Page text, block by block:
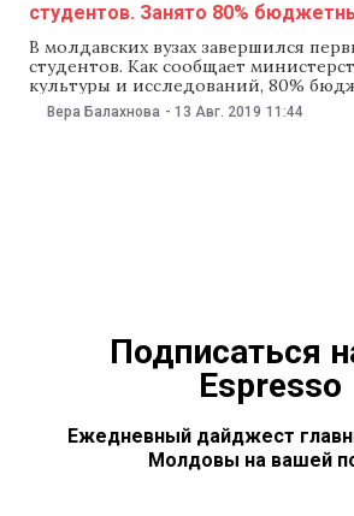
студентов. Занято 80%
В молдавских вузах завершился
студентов. Как сообщает
культуры и исследований, 80%
заняты. По данным ведомства, на
молдавских вузах поступили почти 4
Вера Балахнова - 13 Авг. 2019 11:44
Подписаться
Espresso
Ежедневный дайджест
Молдовы на вашей